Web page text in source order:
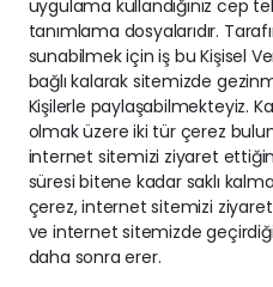
uygulama kullandığınız cep
tanımlama dosyalarıdır.
sunabilmek için iş bu Kişisel
bağlı kalarak sitemizde
Kişilerle paylaşabilmekteyiz.
olmak üzere iki tür çerez
internet sitemizi ziyaret
süresi bitene kadar saklı
çerez, internet sitemizi
ve internet sitemizde
daha sonra erer.